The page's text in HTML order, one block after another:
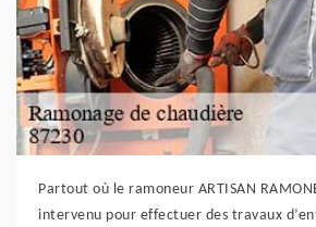
Partout où le ramoneur ARTISAN
intervenu pour effectuer des travaux